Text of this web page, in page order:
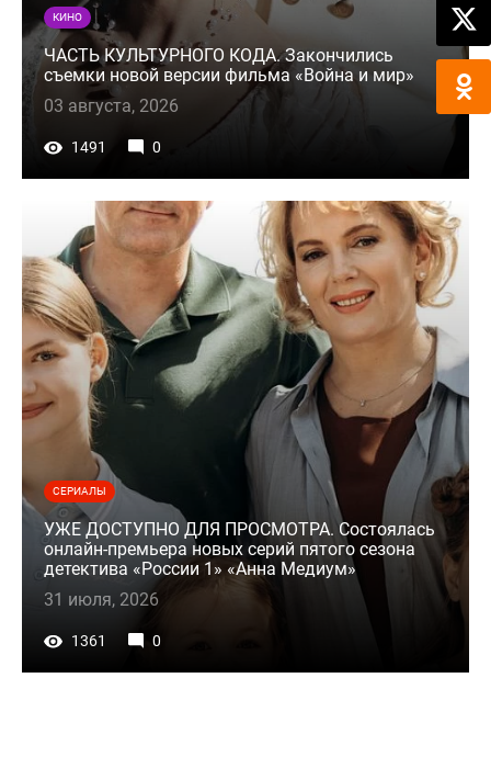
КИНО
ЧАСТЬ КУЛЬТУРНОГО КОДА. Закончились
съемки новой версии фильма «Война и мир»
03 августа, 2026
1491 0
СЕРИАЛЫ
УЖЕ ДОСТУПНО ДЛЯ ПРОСМОТРА. Состоялась
онлайн-премьера новых серий пятого сезона
детектива «России 1» «Анна Медиум»
31 июля, 2026
1361 0